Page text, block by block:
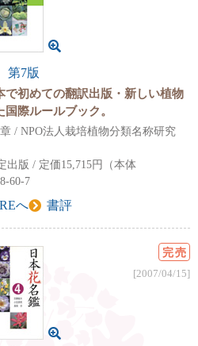
第7版
初めての翻訳出版・新しい植物
際ルールブック。
/ NPO法人栽培植物分類名称研究
出版 / 定価15,715円（本体
60-7
へ 書評
完売
[2007/04/15]